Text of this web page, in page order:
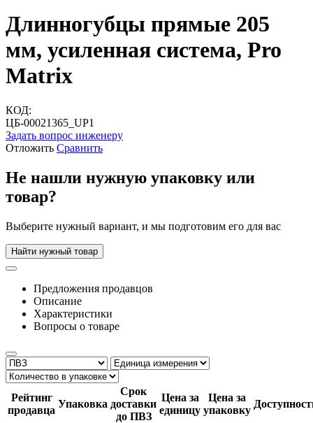
Длинногубцы прямые 205
мм, усиленная система, Pro
Matrix
КОД:
ЦБ-00021365_UP1
Задать вопрос инженеру
Отложить Сравнить
Не нашли нужную упаковку или
товар?
Выберите нужный вариант, и мы подготовим его для вас
Найти нужный товар
Предложения продавцов
Описание
Характеристики
Вопросы о товаре
Рейтинг
продавца
Упаковка
Срок
доставки
до ПВЗ
Цена за
единицу
Цена за
упаковку